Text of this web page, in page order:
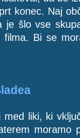
konec. Naj
šlo vse
filma. Bi se
liki, ki
moramo